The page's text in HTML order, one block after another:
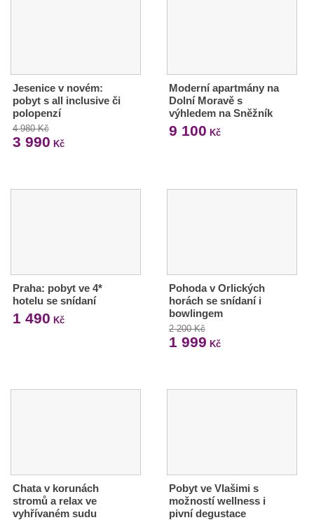
Jesenice v novém:
pobyt s all inclusive či
polopenzí
4 980 Kč
3 990 Kč
Moderní apartmány na
Dolní Moravě s
výhledem na Sněžník
9 100 Kč
Praha: pobyt ve 4*
hotelu se snídaní
1 490 Kč
Pohoda v Orlických
horách se snídaní i
bowlingem
2 200 Kč
1 999 Kč
Chata v korunách
stromů a relax ve
vyhřívaném sudu
Pobyt ve Vlašimi s
možností wellness i
pivní degustace